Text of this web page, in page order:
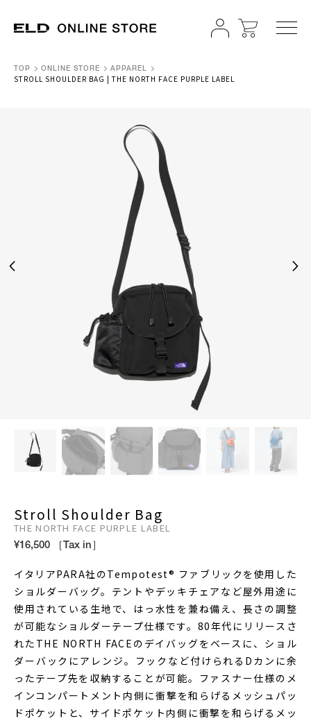
TOP ONLINE STORE APPAREL
STROLL SHOULDER BAG | THE NORTH FACE PURPLE LABEL
Stroll Shoulder Bag
THE NORTH FACE PURPLE LABEL
¥16,500 ［Tax in］
イタリアPARA社のTempotest® ファブリックを使用した
ショルダーバッグ。テントやデッキチェアなど屋外用途に
使用されている生地で、はっ水性を兼ね備え、長さの調整
が可能なショルダーテープ仕様です。80年代にリリースさ
れたTHE NORTH FACEのデイバッグをベースに、ショル
ダーバックにアレンジ。フックなど付けられるDカンに余
ったテープ先を収納することが可能。ファスナー仕様のメ
インコンパートメント内側に衝撃を和らげるメッシュパッ
ドポケットと、サイドポケット内側に衝撃を和らげるメッ